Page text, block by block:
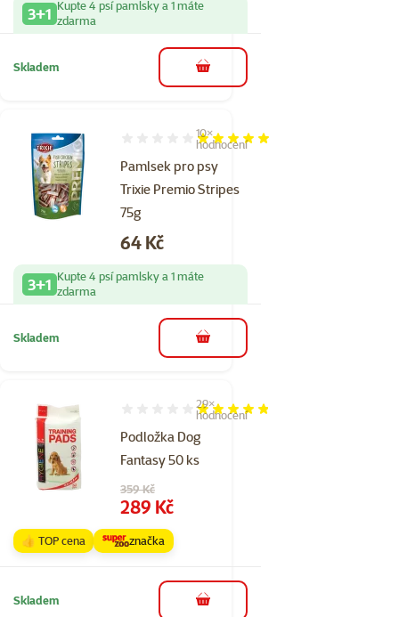
3+1 Kupte 4 psí pamlsky a 1 máte
zdarma
Skladem do košíku
Pamlsek pro psy
Trixie Premio Stripes
75g
Hodnocení 100%, počet hodnocení: 10
10×
hodnocení
Cena
64 Kč
3+1 Kupte 4 psí pamlsky a 1 máte
zdarma
Skladem do košíku
Podložka Dog
Fantasy 50 ks
Hodnocení 95%, počet hodnocení: 29
29×
hodnocení
Původní cena
359 Kč
Cena
289 Kč
👍 TOP cena značka
Skladem do košíku